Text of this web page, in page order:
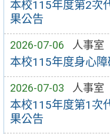
本校115年度第2次
果公告
2026-07-06 人事室
本校115年度身心
2026-07-03 人事室
本校115年度第1次
果公告